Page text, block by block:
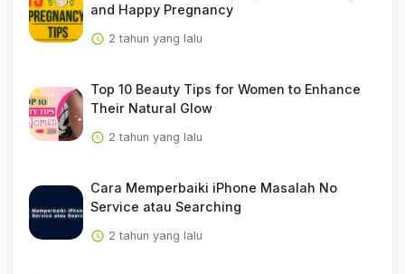
and Happy Pregnancy
2 tahun yang lalu
Top 10 Beauty Tips for Women to Enhance
Their Natural Glow
2 tahun yang lalu
Cara Memperbaiki iPhone Masalah No
Service atau Searching
2 tahun yang lalu